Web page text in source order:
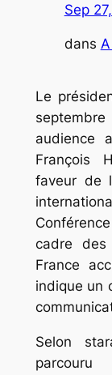
Sep
dans
Le
audience
François
faveur de
cadre des
France
indique un
Selon